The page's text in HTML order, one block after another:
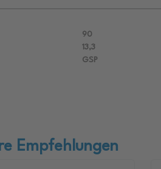
90
13,3
GSP
Empfehlungen